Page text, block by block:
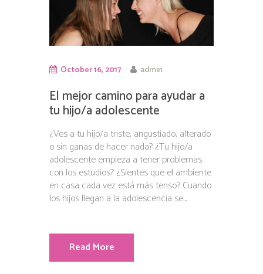
October 16, 2017 admin
El mejor camino para ayudar a
tu hijo/a adolescente
¿Ves a tu hijo/a triste, angustiado, alterado
o sin ganas de hacer nada? ¿Tu hijo/a
adolescente empieza a tener problemas
con los estudios? ¿Sientes que el ambiente
en casa cada vez está más tenso? Cuando
los hijos llegan a la adolescencia se...
Read More